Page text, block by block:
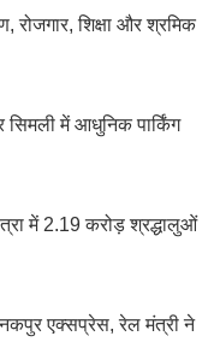
शिक्षा और श्रमिक
सिमली में आधुनिक पार्किंग
में 2.19 करोड़ श्रद्धालुओं
एक्सप्रेस, रेल मंत्री ने